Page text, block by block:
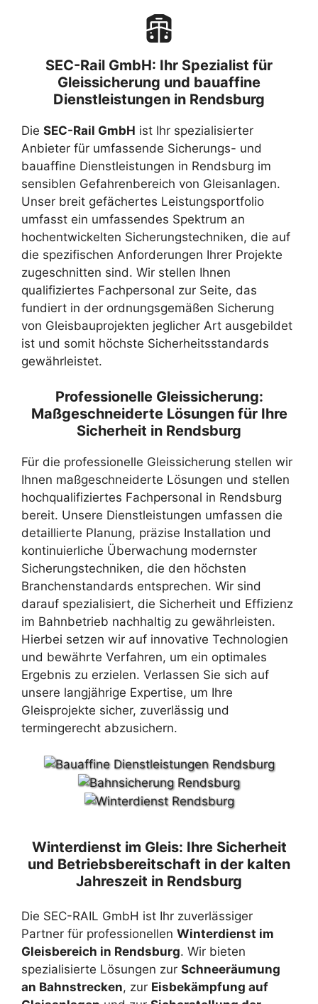
SEC-Rail GmbH: Ihr Spezialist für
Gleissicherung und bauaffine
Dienstleistungen in Rendsburg
Die SEC-Rail GmbH ist Ihr spezialisierter
Anbieter für umfassende Sicherungs- und
bauaffine Dienstleistungen in Rendsburg im
sensiblen Gefahrenbereich von Gleisanlagen.
Unser breit gefächertes Leistungsportfolio
umfasst ein umfassendes Spektrum an
hochentwickelten Sicherungstechniken, die auf
die spezifischen Anforderungen Ihrer Projekte
zugeschnitten sind. Wir stellen Ihnen
qualifiziertes Fachpersonal zur Seite, das
fundiert in der ordnungsgemäßen Sicherung
von Gleisbauprojekten jeglicher Art ausgebildet
ist und somit höchste Sicherheitsstandards
gewährleistet.
Professionelle Gleissicherung:
Maßgeschneiderte Lösungen für Ihre
Sicherheit in Rendsburg
Für die professionelle Gleissicherung stellen wir
Ihnen maßgeschneiderte Lösungen und stellen
hochqualifiziertes Fachpersonal in Rendsburg
bereit. Unsere Dienstleistungen umfassen die
detaillierte Planung, präzise Installation und
kontinuierliche Überwachung modernster
Sicherungstechniken, die den höchsten
Branchenstandards entsprechen. Wir sind
darauf spezialisiert, die Sicherheit und Effizienz
im Bahnbetrieb nachhaltig zu gewährleisten.
Hierbei setzen wir auf innovative Technologien
und bewährte Verfahren, um ein optimales
Ergebnis zu erzielen. Verlassen Sie sich auf
unsere langjährige Expertise, um Ihre
Gleisprojekte sicher, zuverlässig und
termingerecht abzusichern.
Winterdienst im Gleis: Ihre Sicherheit
und Betriebsbereitschaft in der kalten
Jahreszeit in Rendsburg
Die SEC-RAIL GmbH ist Ihr zuverlässiger
Partner für professionellen Winterdienst im
Gleisbereich in Rendsburg. Wir bieten
spezialisierte Lösungen zur Schneeräumung
an Bahnstrecken, zur Eisbekämpfung auf